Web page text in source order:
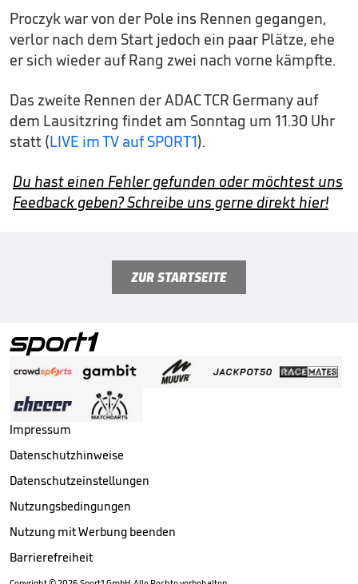
Proczyk war von der Pole ins Rennen gegangen,
verlor nach dem Start jedoch ein paar Plätze, ehe
er sich wieder auf Rang zwei nach vorne kämpfte.
Das zweite Rennen der ADAC TCR Germany auf
dem Lausitzring findet am Sonntag um 11.30 Uhr
statt (LIVE im TV auf SPORT1).
Du hast einen Fehler gefunden oder möchtest uns
Feedback geben? Schreibe uns gerne direkt hier!
ZUR STARTSEITE
Impressum
Datenschutzhinweise
Datenschutzeinstellungen
Nutzungsbedingungen
Nutzung mit Werbung beenden
Barrierefreiheit